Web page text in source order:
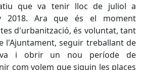
que va tenir lloc de juliol a
2018. Ara que és el moment
d'urbanització, és voluntat, tant
l'Ajuntament, seguir treballant de
i obrir un nou període de
com volem que siguin les places